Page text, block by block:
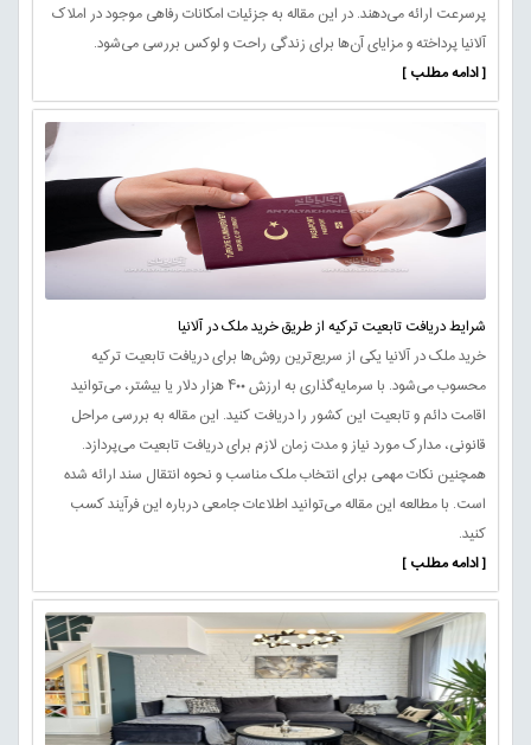
پرسرعت ارائه می‌دهند. در این مقاله به جزئیات امکانات رفاهی موجود در املاک
آلانیا پرداخته و مزایای آن‌ها برای زندگی راحت و لوکس بررسی می‌شود.
[ ادامه مطلب ]
شرایط دریافت تابعیت ترکیه از طریق خرید ملک در آلانیا
خرید ملک در آلانیا یکی از سریع‌ترین روش‌ها برای دریافت تابعیت ترکیه
محسوب می‌شود. با سرمایه‌گذاری به ارزش ۴۰۰ هزار دلار یا بیشتر، می‌توانید
اقامت دائم و تابعیت این کشور را دریافت کنید. این مقاله به بررسی مراحل
قانونی، مدارک مورد نیاز و مدت زمان لازم برای دریافت تابعیت می‌پردازد.
همچنین نکات مهمی برای انتخاب ملک مناسب و نحوه انتقال سند ارائه شده
است. با مطالعه این مقاله می‌توانید اطلاعات جامعی درباره این فرآیند کسب
کنید.
[ ادامه مطلب ]